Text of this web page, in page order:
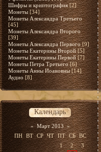
Шифры и криптография [2]
Монеты [34]
Монеты Александра Третьего
[45]
Монеты Александра Второго
[39]
Монеты Александра Первого [9]
Монеты Екатерины Второй [5]
Монеты Екатерины Первой [7]
Монеты Петра Третьего [6]
Монеты Анны Иоановны [14]
Аудио [8]
Календарь
« Март 2013 »
ПН ВТ СР ЧТ ПТ СБ ВС
1
2
3